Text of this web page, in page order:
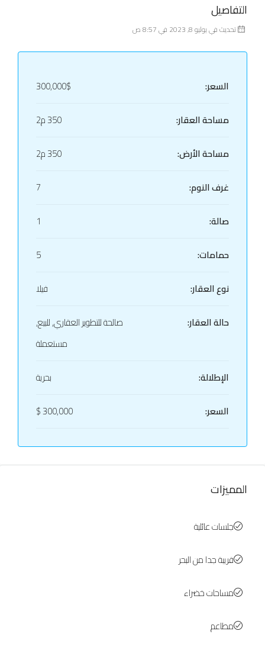
التفاصيل
تحديث في يوليو 8, 2023 في 8:57 ص
السعر:
300,000$
مساحة العقار:
350 م2
مساحة الأرض:
350 م2
غرف النوم:
7
صالة:
1
حمامات:
5
نوع العقار:
فيلا
حالة العقار:
صالحة للتطوير العقاري, للبيع,
مستعملة
الإطلالة:
بحرية
السعر:
300,000 $
المميزات
جلسات عائلية
قريبة جدا من البحر
مساحات خضراء
مطاعم